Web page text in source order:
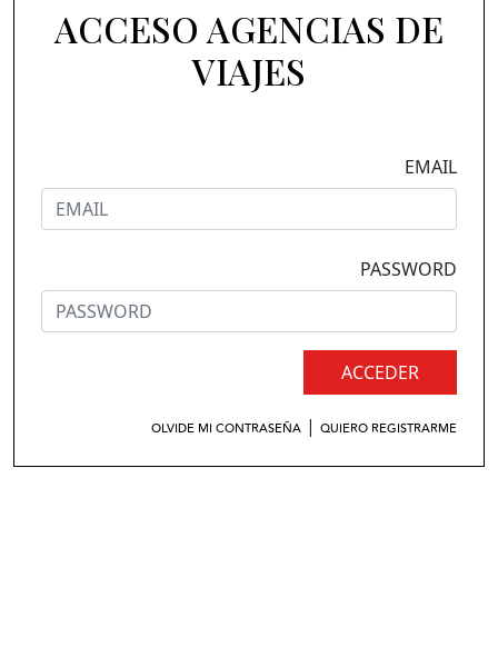
ACCESO AGENCIAS DE
VIAJES
EMAIL
PASSWORD
ACCEDER
OLVIDE MI CONTRASEÑA | QUIERO REGISTRARME